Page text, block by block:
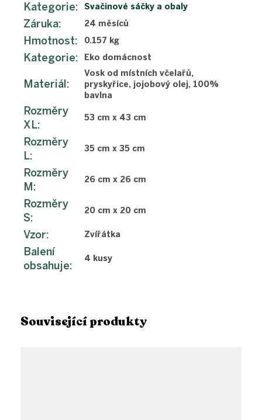
Související produkty
Kategorie: Svačinové sáčky a obaly
Záruka: 24 měsíců
Hmotnost: 0.157 kg
Kategorie: Eko domácnost
Materiál:
Vosk od místních včelařů,
pryskyřice, jojobový olej, 100%
bavlna
Rozměry
XL:
53 cm x 43 cm
Rozměry
L:
35 cm x 35 cm
Rozměry
M:
26 cm x 26 cm
Rozměry
S:
20 cm x 20 cm
Vzor: Zvířátka
Balení
obsahuje:
4 kusy